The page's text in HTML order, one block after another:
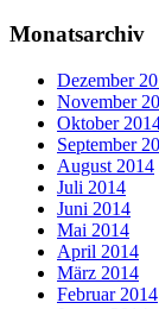
Monatsarchiv
Dezember
November
Oktober
September
August 2014
Juli 2014
Juni 2014
Mai 2014
April 2014
März 2014
Februar 2014